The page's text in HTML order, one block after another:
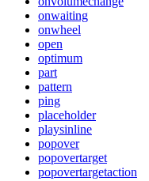
onwaiting
onwheel
open
optimum
part
pattern
ping
placeholder
playsinline
popover
popovertarget
popovertargetaction